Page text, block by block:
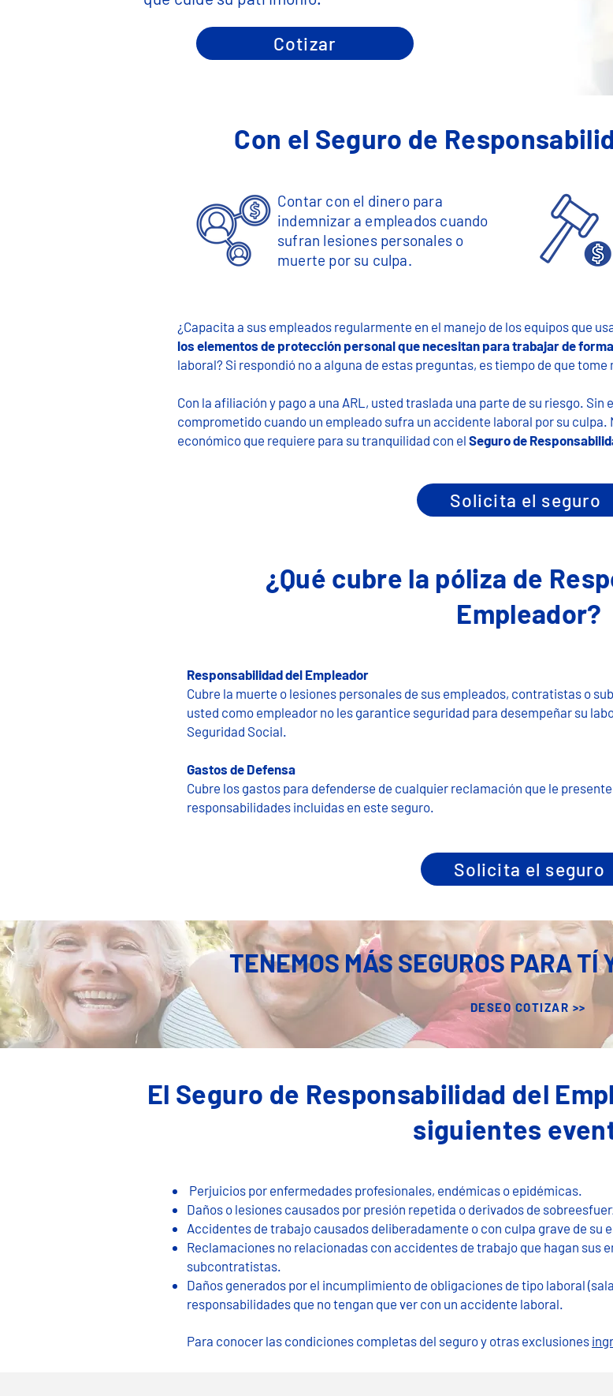
Cotizar
Con el Seguro de
Contar con el dinero para
indemnizar a empleados cuando
sufran lesiones personales o
muerte por su culpa.
¿Capacita a sus empleados regularmente en el manejo de los equipos que
los elementos de protección personal que necesitan para trabajar de
laboral? Si respondió no a alguna de estas preguntas, es tiempo de que tome
Con la afiliación y pago a una ARL, usted traslada una parte de su riesgo.
comprometido cuando un empleado sufra un accidente laboral por su
económico que requiere para su tranquilidad con el Seguro de
Solicita el seguro
¿Qué cubre la póliza de
Empleador?
​Responsabilidad del Empleador
Cubre la muerte o lesiones personales de sus empleados, contratistas o
usted​ como empleador no les garantice seguridad para desempeñar su
Seguridad Social.
Gastos de Defensa
Cubre los gastos para defenderse de cualquier reclamación que le
responsabilidades incluidas en este seguro.​
Solicita el seguro
TENEMOS MÁS SEGUROS PARA TÍ
DESEO COTIZAR >>
El Seguro de Responsabilidad del
siguientes
​ Perjuicios por enfermeda​des profesionales, endémicas o epidémicas.
Daños o lesiones causados por presión ​repetida o derivados de
Accidentes de trabajo causados deliberadamente o con culpa grave de su
R​​eclamaciones no relacionadas con accidentes de trabajo que hagan sus
subcontratistas.
Daños generados por el incumplimiento de obligaciones de tipo laboral
responsabilidades que no tengan que ver c​​​​on un accidente laboral.
Para conocer las condiciones completas del seguro y otras exclusiones